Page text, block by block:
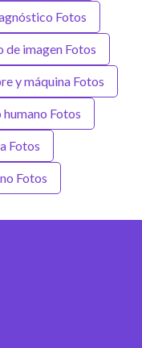
Fotos
de imagen Fotos
y máquina Fotos
humano Fotos
Fotos
Fotos